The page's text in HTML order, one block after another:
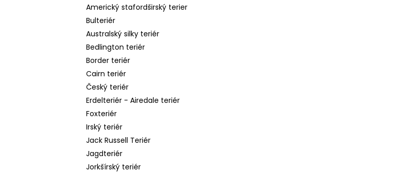
Americký stafordširský terier
Bulteriér
Australský silky teriér
Bedlington teriér
Border teriér
Cairn teriér
Český teriér
Erdelteriér - Airedale teriér
Foxteriér
Irský teriér
Jack Russell Teriér
Jagdteriér
Jorkšírský teriér